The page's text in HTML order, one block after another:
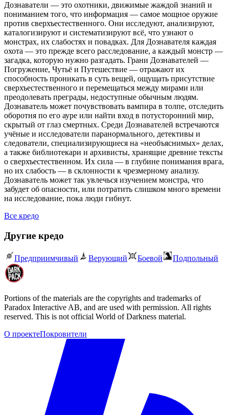
Дознаватели — это охотники, движимые жаждой знаний и
пониманием того, что информация — самое мощное оружие
против сверхъестественного. Они исследуют, анализируют,
каталогизируют и систематизируют всё, что узнают о
монстрах, их слабостях и повадках. Для Дознавателя каждая
охота — это прежде всего расследование, а каждый монстр —
загадка, которую нужно разгадать. Грани Дознавателей —
Погружение, Чутьё и Путешествие — отражают их
способность проникать в суть вещей, ощущать присутствие
сверхъестественного и перемещаться между мирами или
преодолевать преграды, недоступные обычным людям.
Дознаватель может почувствовать вампира в толпе, отследить
оборотня по его ауре или найти вход в потусторонний мир,
скрытый от глаз смертных. Среди Дознавателей встречаются
учёные и исследователи паранормального, детективы и
следователи, специализирующиеся на «необъяснимых» делах,
а также библиотекари и архивисты, хранящие древние тексты
о сверхъестественном. Их сила — в глубине понимания врага,
но их слабость — в склонности к чрезмерному анализу.
Дознаватель может так увлечься изучением монстра, что
забудет об опасности, или потратить слишком много времени
на исследование, пока люди гибнут.
Все кредо
Другие кредо
Предприимчивый Верующий Боевой Подпольный
Portions of the materials are the copyrights and trademarks of
Paradox Interactive AB, and are used with permission. All rights
reserved. This is not official World of Darkness material.
О проектеПокровители